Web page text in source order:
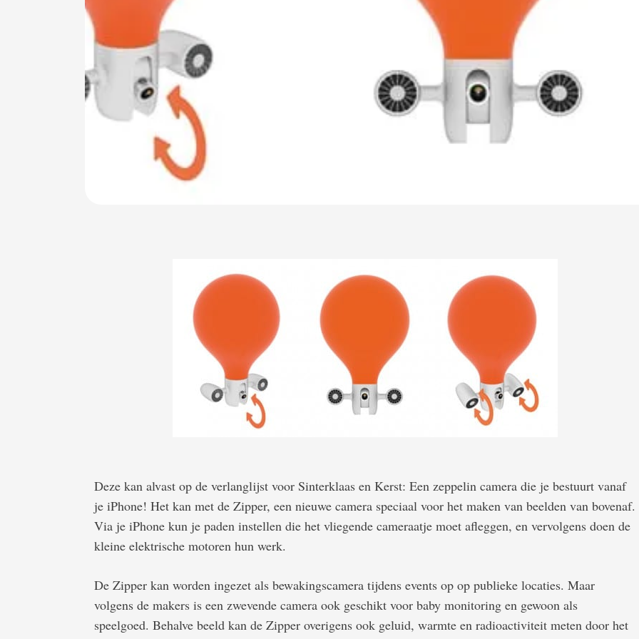
Deze kan alvast op de verlanglijst voor Sinterklaas en Kerst: Een zeppelin camera die je bestuurt vanaf
je iPhone! Het kan met de Zipper, een nieuwe camera speciaal voor het maken van beelden van bovenaf.
Via je iPhone kun je paden instellen die het vliegende cameraatje moet afleggen, en vervolgens doen de
kleine elektrische motoren hun werk.
De Zipper kan worden ingezet als bewakingscamera tijdens events op op publieke locaties. Maar
volgens de makers is een zwevende camera ook geschikt voor baby monitoring en gewoon als
speelgoed. Behalve beeld kan de Zipper overigens ook geluid, warmte en radioactiviteit meten door het